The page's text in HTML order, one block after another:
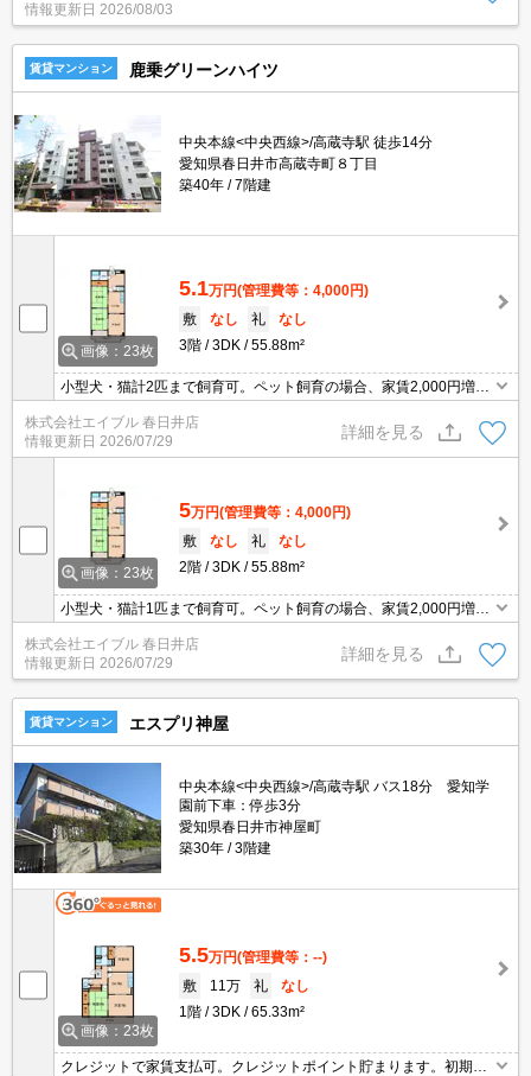
情報更新日 2026/08/03
賃貸マンション 鹿乗グリーンハイツ
中央本線<中央西線>/高蔵寺駅 徒歩14分
愛知県春日井市高蔵寺町８丁目
築40年
7階建
画像：23枚
5.1万円(管理費等：4,000円)
敷
なし 礼
なし
3階
3DK 55.88m²
小型犬・猫計2匹まで飼育可。ペット飼育の場合、家賃2,000円増。
エレベーターあり。退去時、ルームクリーニング料金49,500円。違
約金有（1年未満総賃料2ヶ月、2年未満1ヶ月）。
株式会社エイブル 春日井店
情報更新日 2026/07/29
詳細を見る
画像：23枚
5万円(管理費等：4,000円)
敷
なし 礼
なし
2階
3DK 55.88m²
小型犬・猫計1匹まで飼育可。ペット飼育の場合、家賃2,000円増。
退去時、ルームクリーニング料金49,500円。1年未満の解約時、違
約金2ヶ月分発生。
株式会社エイブル 春日井店
情報更新日 2026/07/29
詳細を見る
賃貸マンション エスプリ神屋
中央本線<中央西線>/高蔵寺駅 バス18分 愛知学
園前下車：停歩3分
愛知県春日井市神屋町
築30年
3階建
画像：23枚
5.5万円(管理費等：--)
敷
11万 礼
なし
1階
3DK 65.33m²
クレジットで家賃支払可。クレジットポイント貯まります。初期費